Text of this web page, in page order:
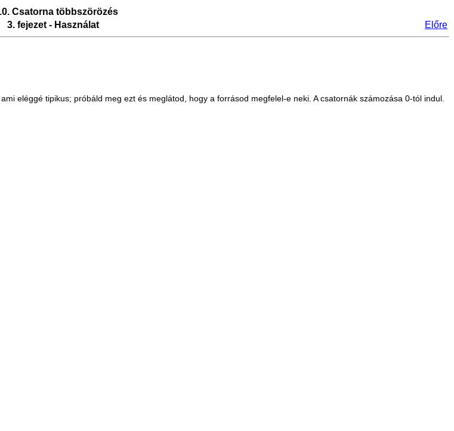
Csatorna többszörözés
3. fejezet - Használat Előre
eléggé tipikus; próbáld meg ezt és meglátod, hogy a forrásod megfelel-e neki. A csatornák számozása 0-tól indul.